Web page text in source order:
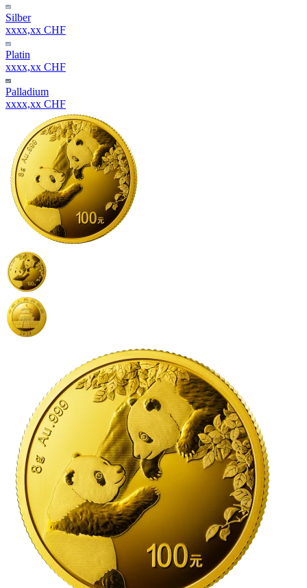
Silber
xxxx,xx CHF
Platin
xxxx,xx CHF
Palladium
xxxx,xx CHF